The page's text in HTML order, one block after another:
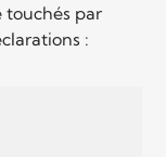
touchés par
: